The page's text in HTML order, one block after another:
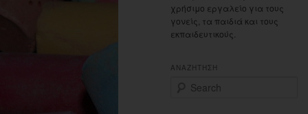
χρήσιμο εργαλείο για τους
γονείς, τα παιδιά και τους
εκπαιδευτικούς.
ΑΝΑΖΗΤΗΣΗ